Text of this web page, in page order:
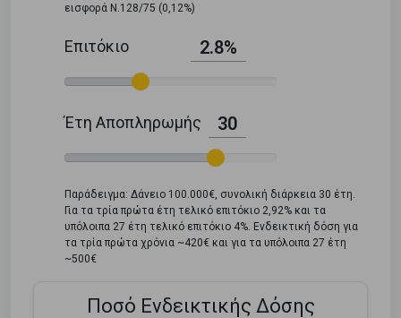
εισφορά Ν.128/75 (0,12%)
Επιτόκιο 2.8%
Έτη Αποπληρωμής 30
Παράδειγμα: Δάνειο 100.000€, συνολική διάρκεια 30 έτη.
Για τα τρία πρώτα έτη τελικό επιτόκιο 2,92% και τα
υπόλοιπα 27 έτη τελικό επιτόκιο 4%. Ενδεικτική δόση για
τα τρία πρώτα χρόνια ~420€ και για τα υπόλοιπα 27 έτη
~500€
Ποσό Ενδεικτικής Δόσης